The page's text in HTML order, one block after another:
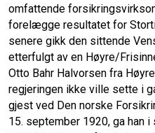
omfattende
forelægge resultatet for
senere gikk den sittende
etterfulgt av en Høyre/
Otto Bahr Halvorsen fra
regjeringen ikke ville sette i
gjest ved Den norske
15. september 1920, ga han